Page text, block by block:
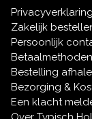
Privacyverklaring
Zakelijk
Persoonlijk
Betaalmethoden
Bestelling
Bezorging &
Een klacht